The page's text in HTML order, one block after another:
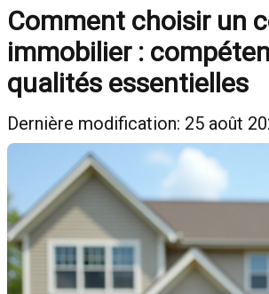
Comment choisir un
immobilier :
qualités essentielles
Dernière modification: 25 août